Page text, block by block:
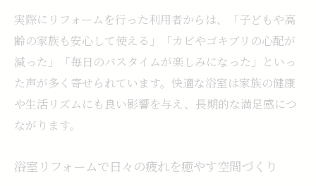
浴室リフォームで実現するバリアフリーの
工夫
浴室リフォームで家族みんなに優しい空間
を作る
浴室リフォームで手すりや段差解消を取り
入れる
る方法
実際にリフォームを行った利用者からは、「子どもや高
齢の家族も安心して使える」「カビやゴキブリの心配が
減った」「毎日のバスタイムが楽しみになった」といっ
た声が多く寄せられています。快適な浴室は家族の健康
や生活リズムにも良い影響を与え、長期的な満足感につ
ながります。
浴室リフォームで日々の疲れを癒やす空間づくり